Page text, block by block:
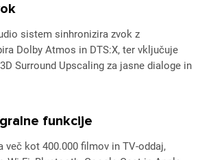
sistem sinhronizira zvok z
Dolby Atmos in DTS:X, ter vključuje
Surround Upscaling za jasne dialoge in
funkcije
več kot 400.000 filmov in TV-oddaj,